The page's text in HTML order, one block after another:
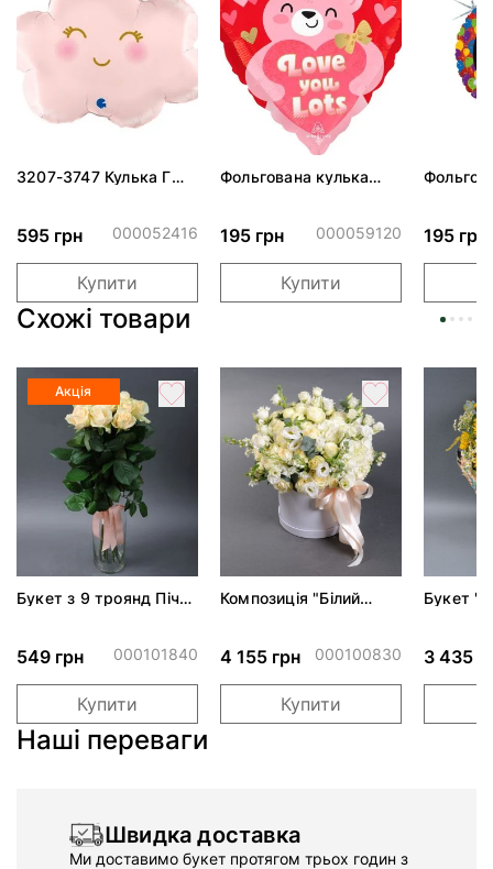
3207-3747 Кулька Г
595 грн 000052416
Купити
Фольгована кулька
195 грн 000059120
Купити
195 грн
Схожі товари
Акція
Букет з 9 троянд Піч
549 грн 000101840
Купити
Композиція "Білий
4 155 грн 000100830
Купити
Букет
3 435
Наші переваги
Швидка доставка
Ми доставимо букет протягом трьох годин з